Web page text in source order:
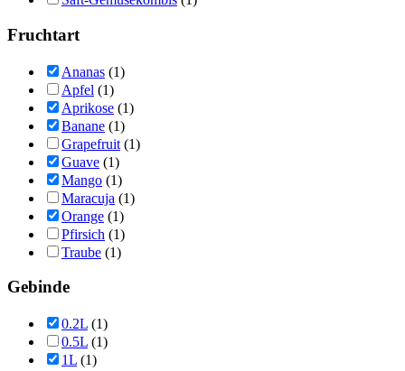
Fruchtart
Ananas (1)
Apfel (1)
Aprikose (1)
Banane (1)
Grapefruit (1)
Guave (1)
Mango (1)
Maracuja (1)
Orange (1)
Pfirsich (1)
Traube (1)
Gebinde
0.2L (1)
0.5L (1)
1L (1)